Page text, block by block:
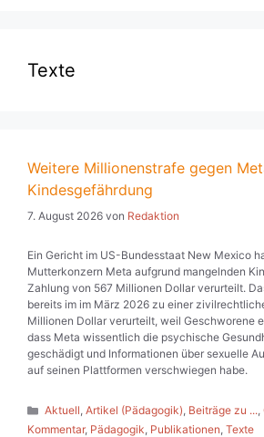
Texte
Weitere Millionenstrafe gegen
Kindesgefährdung
7. August 2026 von Redaktion
Ein Gericht im US-Bundesstaat New Mexico
Mutterkonzern Meta aufgrund mangelnden
Zahlung von 567 Millionen Dollar verurteilt.
bereits im im März 2026 zu einer
Millionen Dollar verurteilt, weil Geschworene
dass Meta wissentlich die psychische
geschädigt und Informationen über sexuelle
auf seinen Plattformen verschwiegen habe.
Kategorien
Aktuell,Artikel (Pädagogik), Beiträge zu ...,
Kommentar, Pädagogik, Publikationen, Texte